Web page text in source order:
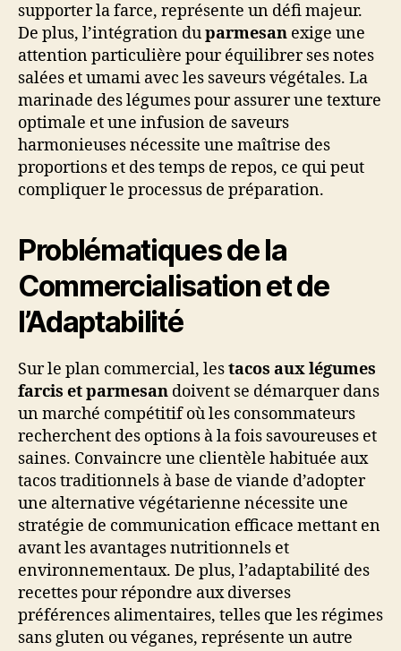
supporter la farce, représente un défi majeur.
De plus, l’intégration duparmesan exige une
attention particulière pour équilibrer ses notes
salées et umami avec les saveurs végétales. La
marinade des légumes pour assurer une texture
optimale et une infusion de saveurs
harmonieuses nécessite une maîtrise des
proportions et des temps de repos, ce qui peut
compliquer le processus de préparation.
Problématiques de la
Commercialisation et de
l’Adaptabilité
Sur le plan commercial, lestacos aux légumes
farcis et parmesan doivent se démarquer dans
un marché compétitif où les consommateurs
recherchent des options à la fois savoureuses et
saines. Convaincre une clientèle habituée aux
tacos traditionnels à base de viande d’adopter
une alternative végétarienne nécessite une
stratégie de communication efficace mettant en
avant les avantages nutritionnels et
environnementaux. De plus, l’adaptabilité des
recettes pour répondre aux diverses
préférences alimentaires, telles que les régimes
sans gluten ou véganes, représente un autre